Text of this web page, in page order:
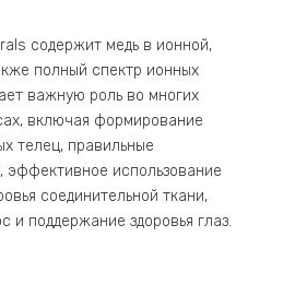
содержит медь в ионной,
полный спектр ионных
важную роль во многих
включая формирование
телец, правильные
использование
соединительной ткани,
и поддержание здоровья глаз.